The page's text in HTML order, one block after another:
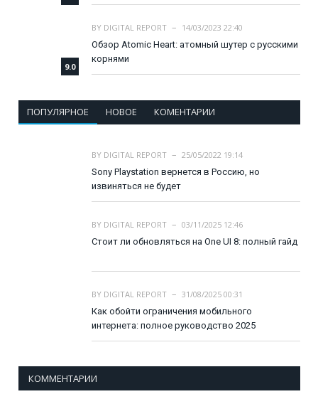
9.0
BY DIGITAL REPORT
14/03/2023 22:40
Обзор Atomic Heart: атомный шутер с русскими
корнями
ПОПУЛЯРНОЕ НОВОЕ КОМЕНТАРИИ
BY DIGITAL REPORT
25/05/2022 19:14
Sony Playstation вернется в Россию, но
извиняться не будет
BY DIGITAL REPORT
03/11/2025 12:46
Стоит ли обновляться на One UI 8: полный гайд
BY DIGITAL REPORT
31/08/2025 00:31
Как обойти ограничения мобильного
интернета: полное руководство 2025
КОММЕНТАРИИ